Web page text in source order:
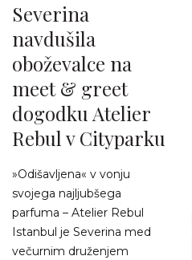
Severina
navdušila
oboževalce na
meet & greet
dogodku Atelier
Rebul v Cityparku
»Odišavljena« v vonju
svojega najljubšega
parfuma – Atelier Rebul
Istanbul je Severina med
večurnim druženjem